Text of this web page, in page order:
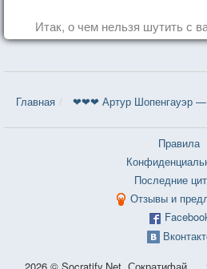
Итак, о чем нельзя шутить с
Главная ❤❤❤ Артур Шопенгауэр —
Правила
Последние
Отзывы и